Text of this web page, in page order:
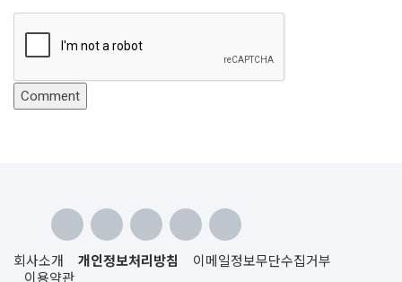
회사소개 개인정보처리방침
이메일정보무단수집거부